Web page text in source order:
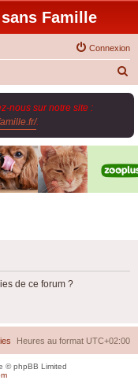
Famille
Connexion
e
r
nous sur notre site :
.
de ce forum ?
Heures au format UTC+02:00
© phpBB Limited